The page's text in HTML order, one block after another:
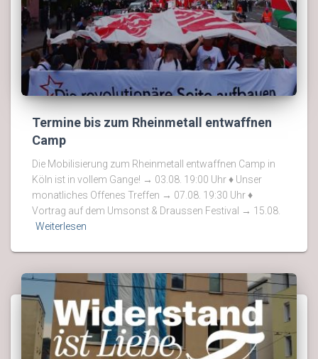
Termine bis zum Rheinmetall entwaffnen
Camp
Die Mobilisierung zum Rheinmetall entwaffnen Camp in
Köln ist in vollem Gange! → 03.08. 19:00 Uhr ♦ Unser
monatliches Offenes Treffen → 07.08. 19:30 Uhr ♦
Vortrag auf dem Umsonst & Draussen Festival → 15.08.
Weiterlesen